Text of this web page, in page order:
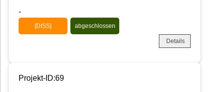
-
[DISS] abgeschlossen
Details
Projekt-ID:69